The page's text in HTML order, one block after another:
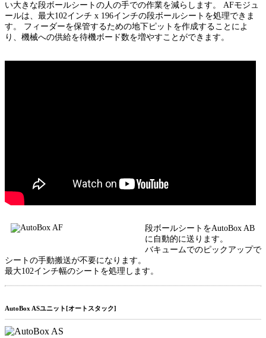
い大きな段ボールシートの人の手での作業を減らします。 AFモジュ
ールは、最大102インチ x 196インチの段ボールシートを処理できま
す。 フィーダーを保管するための地下ピットを作成することによ
り、機械への供給を待機ボード数を増やすことができます。
段ボールシートをAutoBox AB
に自動的に送ります。
バキュームでのピックアップで
シートの手動搬送が不要になります。
最大102インチ幅のシートを処理します。
AutoBox ASユニット[オートスタック]